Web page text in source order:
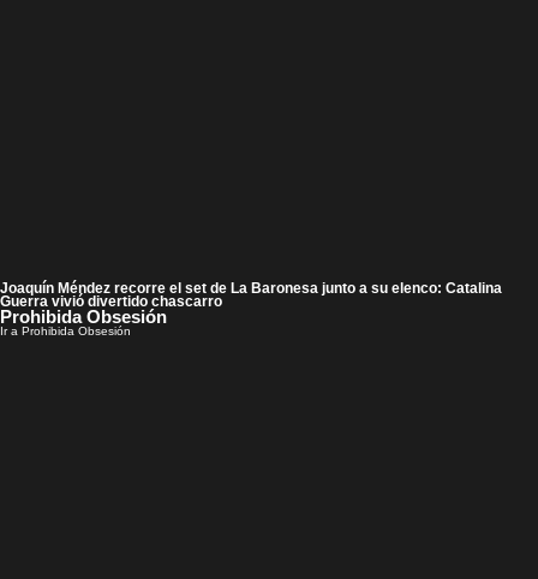
Joaquín Méndez recorre el set de La Baronesa junto a su elenco: Catalina
Guerra vivió divertido chascarro
Prohibida Obsesión
Ir a Prohibida Obsesión